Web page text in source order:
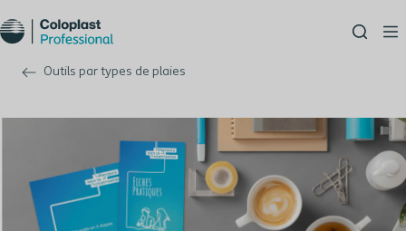
Outils par types de plaies